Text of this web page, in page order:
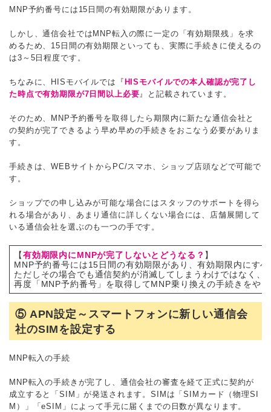
MNP予約番号には15日間の有効期限があります。
しかし、通信会社ではMNP転入の際に一定の「有効期限残」を求
めるため、15日間の有効期限といっても、実際に手続きに使えるの
は3～5日程度です。
ちなみに、HISモバイルでは『 HISモバイルでの本人確認が完了し
た時点で有効期限が7日間以上必要』と記載されています。
そのため、MNP予約番号を取得したら期限内に新たな通信会社と
の契約が完了できるよう早め早めの手続きをおこなう必要がありま
す。
手続きは、WEBサイトからPC/スマホ、ショップ店頭などで可能で
す。
ショップでの申し込みが可能な場合にはスタッフのサポートを得ら
れる場合があり、あまり通信に詳しくない場合には、店舗展開して
いる通信会社を選ぶのも一つの手です。
【有効期限内にMNPが完了しないとどうなる？ 】
MNP予約番号には15日間の有効期限があり、有効期限内にす
ただしその場合でも通信契約が消滅してしまうわけではなく
再度「MNP予約番号」を取得してMNP乗り換えの手続きをや
⑤ APN設定～スマートフォンに新しい通信会
社のSIMを設定する
MNP転入の手続
MNP転入の手続きが完了し、通信会社の審査を経て正式に契約が
成立すると「SIM」が発送されます。SIMは「SIMカード（物理SI
M）」「eSIM」によって手元に届くまでの日数が異なります。